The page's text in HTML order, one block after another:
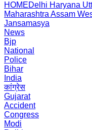
HOMEDelhi Haryana
Maharashtra Assam
Jansamasya
News
Bjp
National
Police
Bihar
India
कांग्रेस
Gujarat
Accident
Congress
Modi